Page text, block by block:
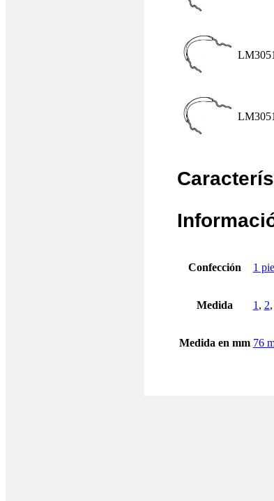
Confección 1
Medida 1 , 2,
Medida en mm 76